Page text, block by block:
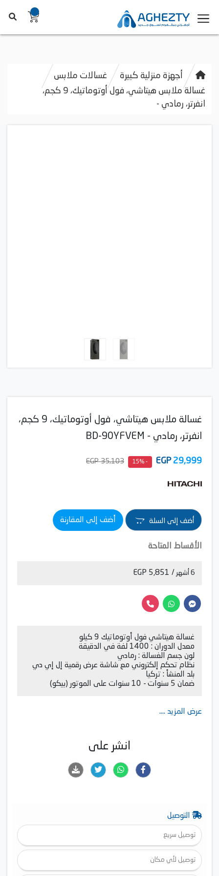
أجهزة منزلية كبيرة
غسالات ملابس
غسالة ملابس هيتاشي، فول أوتوماتيك، 9 كجم،
انفرتر، رمادي -
غسالة ملابس هيتاشي، فول أوتوماتيك، 9 كجم،
انفرتر، رمادي - BD-90YFVEM
29,999
EGP
- 15%
35,103 EGP
أضف إلى السلة أضف إلى المقارنة
الأقساط المتاحة
6 أشهر / 5,851 EGP
غسالة هيتاشي فول أوتوماتيك 9 كيلو
معدل الدوران : 1400 لفة في الدقيقة
لون جسم الغسالة : رمادي
نظام تحكم إلكتروني مع شاشة عرض رقمية إل إي دي
بلد المنشأ : تركيا
ضمان 5 سنوات - 10 سنوات على الموتور (بيكو)
عرض المزيد ....
انشر على
التوصيل
توصيل سريع
توصيل لأي مكان